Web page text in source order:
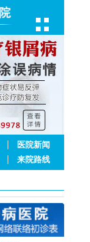
医院新闻
来院路线